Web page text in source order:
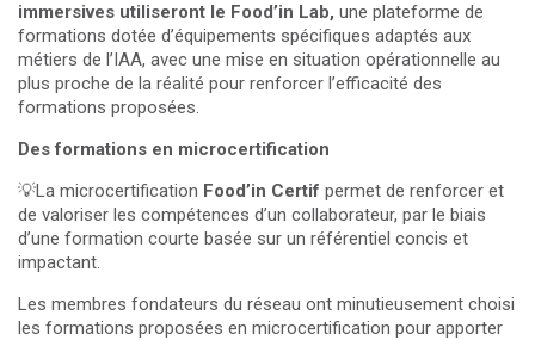
immersives utiliseront le Food’in Lab, une plateforme de
formations dotée d’équipements spécifiques adaptés aux
métiers de l’IAA, avec une mise en situation opérationnelle au
plus proche de la réalité pour renforcer l’efficacité des
formations proposées.
Des formations en microcertification
💡La microcertification Food’in Certif permet de renforcer et
de valoriser les compétences d’un collaborateur, par le biais
d’une formation courte basée sur un référentiel concis et
impactant.
Les membres fondateurs du réseau ont minutieusement choisi
les formations proposées en microcertification pour apporter